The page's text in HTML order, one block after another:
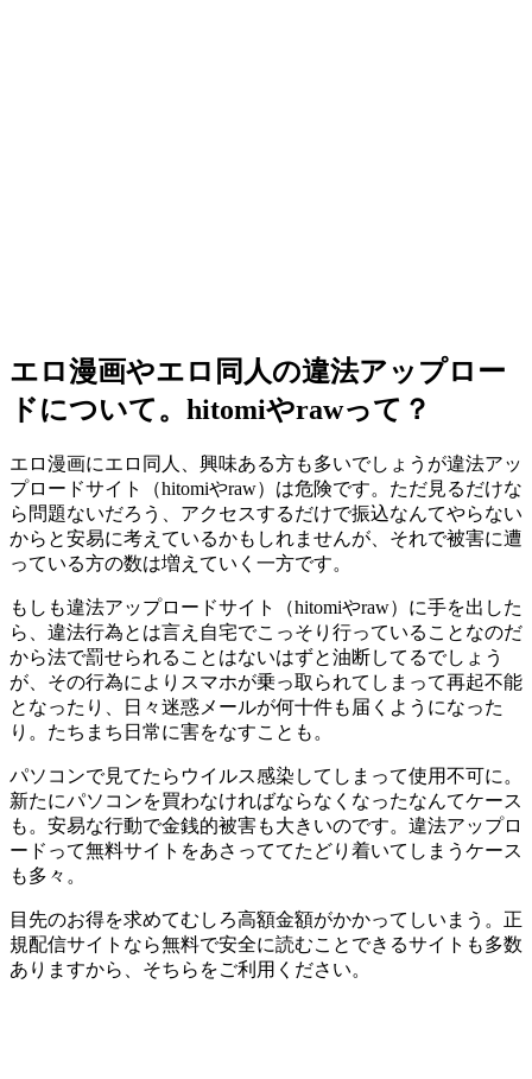
エロ漫画やエロ同人の違法アップロー
ドについて。hitomiやrawって？
エロ漫画にエロ同人、興味ある方も多いでしょうが違法アッ
プロードサイト（hitomiやraw）は危険です。ただ見るだけな
ら問題ないだろう、アクセスするだけで振込なんてやらない
からと安易に考えているかもしれませんが、それで被害に遭
っている方の数は増えていく一方です。
もしも違法アップロードサイト（hitomiやraw）に手を出した
ら、違法行為とは言え自宅でこっそり行っていることなのだ
から法で罰せられることはないはずと油断してるでしょう
が、その行為によりスマホが乗っ取られてしまって再起不能
となったり、日々迷惑メールが何十件も届くようになった
り。たちまち日常に害をなすことも。
パソコンで見てたらウイルス感染してしまって使用不可に。
新たにパソコンを買わなければならなくなったなんてケース
も。安易な行動で金銭的被害も大きいのです。違法アップロ
ードって無料サイトをあさっててたどり着いてしまうケース
も多々。
目先のお得を求めてむしろ高額金額がかかってしいまう。正
規配信サイトなら無料で安全に読むことできるサイトも多数
ありますから、そちらをご利用ください。